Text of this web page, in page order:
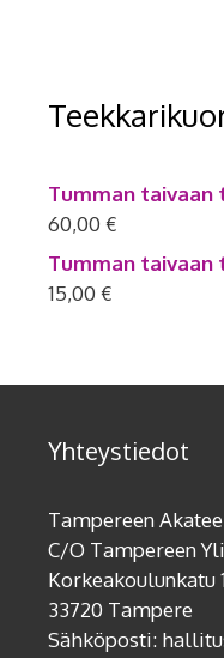
Tumman taivaan
60,00 €
Tumman taivaan
15,00 €
Yhteystiedot
Tampereen
C/O Tampereen
Korkeakoulunkatu
33720 Tampere
Sähköposti: